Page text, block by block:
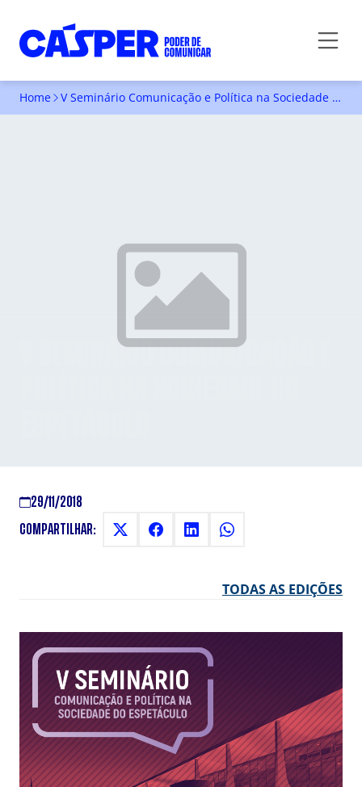
Home V Seminário Comunicação e Política na Sociedade do Espetáculo
V SEMINÁRIO COMUNICAÇÃO E
29/11/2018
COMPARTILHAR:
TODAS AS EDIÇÕES